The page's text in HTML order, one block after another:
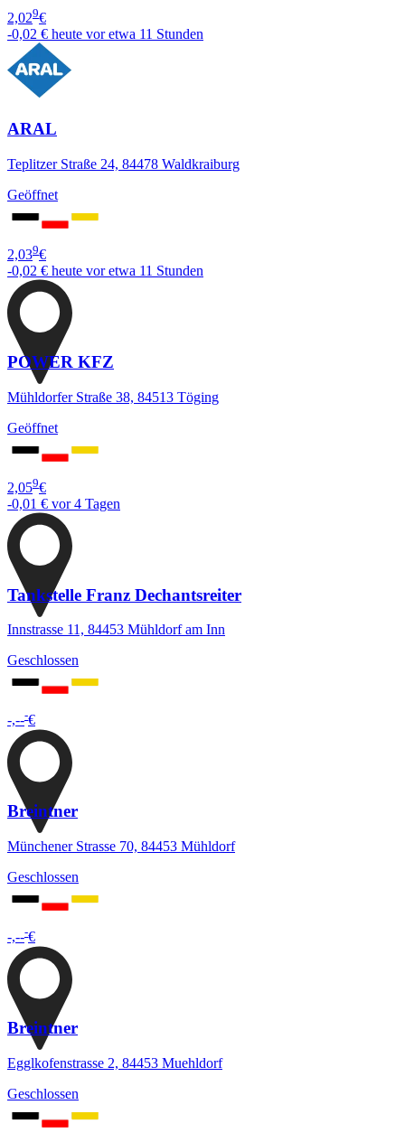
2,029€
-0,02 € heute vor etwa 11 Stunden
ARAL
Teplitzer Straße 24, 84478 Waldkraiburg
Geöffnet
2,039€
-0,02 € heute vor etwa 11 Stunden
POWER KFZ
Mühldorfer Straße 38, 84513 Töging
Geöffnet
2,059€
-0,01 € vor 4 Tagen
Tankstelle Franz Dechantsreiter
Innstrasse 11, 84453 Mühldorf am Inn
Geschlossen
-,---€
Breintner
Münchener Strasse 70, 84453 Mühldorf
Geschlossen
-,---€
Breintner
Egglkofenstrasse 2, 84453 Muehldorf
Geschlossen